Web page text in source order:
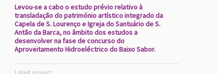
Levou-se a cabo o estudo prévio relativo à
transladação do património artístico integrado da
Capela de S. Lourenço e Igreja do Santuário de S.
Antão da Barca, no âmbito dos estudos a
desenvolver na fase de concurso do
Aproveitamento Hidroeléctrico do Baixo Sabor.